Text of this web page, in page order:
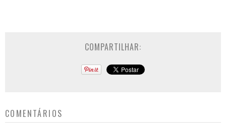
COMPARTILHAR:
COMENTÁRIOS